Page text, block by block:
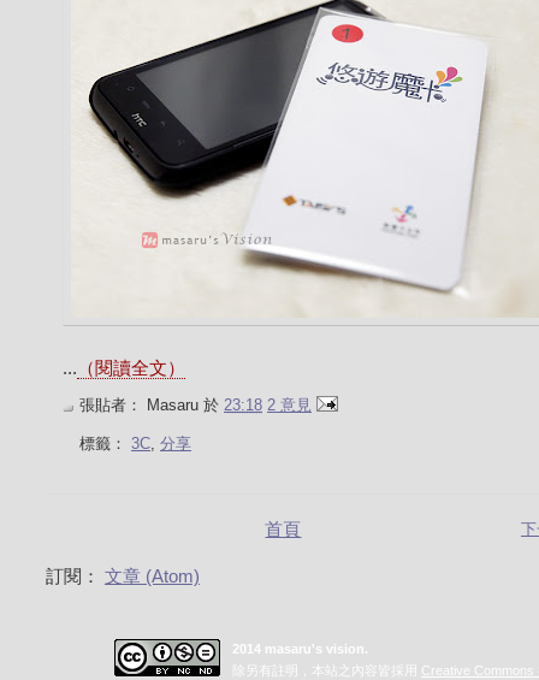
... （閱讀全文）
張貼者： Masaru 於 23:18 2 意見
標籤： 3C 分享
首頁
訂閱： 文章 (Atom)
2014 masaru's vision.
除另有註明，本站之內容皆採用 Creative Commons